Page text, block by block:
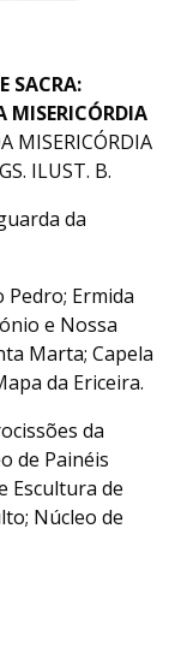
SACRA:
MISERICÓRDIA
MISERICÓRDIA
ILUST. B.
da
Pedro; Ermida
e Nossa
Marta; Capela
da Ericeira.
da
de Painéis
Escultura de
Núcleo de